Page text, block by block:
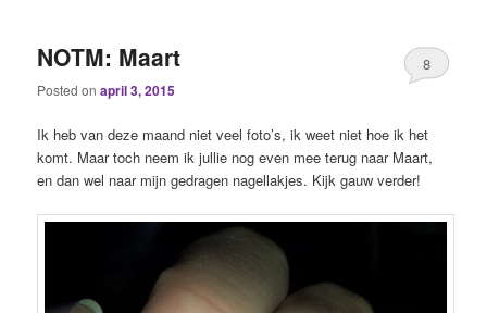
NOTM: Maart
Posted onapril 3, 2015
8
Ik heb van deze maand niet veel foto’s, ik weet niet hoe ik het
komt. Maar toch neem ik jullie nog even mee terug naar Maart,
en dan wel naar mijn gedragen nagellakjes. Kijk gauw verder!